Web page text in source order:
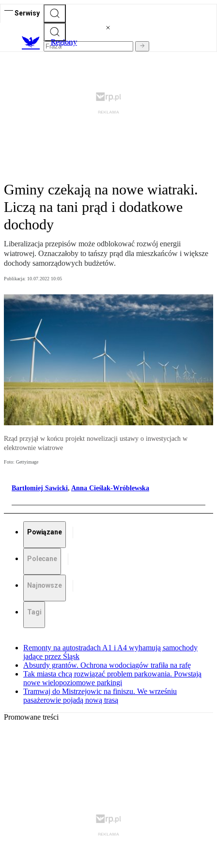
Serwisy
Regiony
Gminy czekają na nowe wiatraki.
Liczą na tani prąd i dodatkowe
dochody
Liberalizacja przepisów może odblokować rozwój energii
wiatrowej. Oznaczałoby to tańszy prąd dla mieszkańców i większe
dochody samorządowych budżetów.
Publikacja: 10.07.2022 10:05
Rząd przyjął w końcu projekt nowelizacji ustawy o inwestycjach w
elektrownie wiatrowe
Foto: Gettyimage
Bartłomiej Sawicki, Anna Cieślak-Wróblewska
Powiązane
Polecane
Najnowsze
Tagi
Remonty na autostradach A1 i A4 wyhamują samochody
jadące przez Śląsk
Absurdy grantów. Ochrona wodociągów trafiła na rafę
Tak miasta chcą rozwiązać problem parkowania. Powstają
nowe wielopoziomowe parkingi
Tramwaj do Mistrzejowic na finiszu. We wrześniu
pasażerowie pojadą nową trasą
Promowane treści